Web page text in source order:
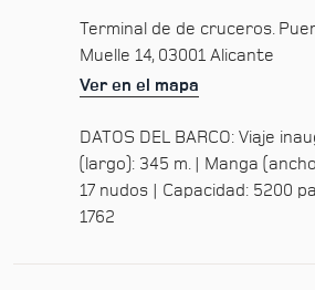
Terminal de de cruceros.
Muelle 14, 03001 Alicante
Ver en el mapa
DATOS DEL BARCO: Viaje
(largo): 345 m. | Manga
17 nudos | Capacidad: 5200
1762